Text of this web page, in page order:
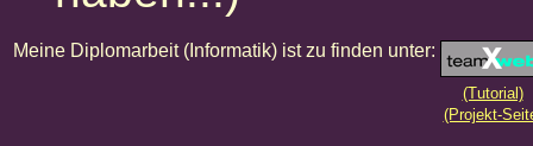
Meine Diplomarbeit (Informatik) ist zu finden unter:
(Tutorial)
(Projekt-